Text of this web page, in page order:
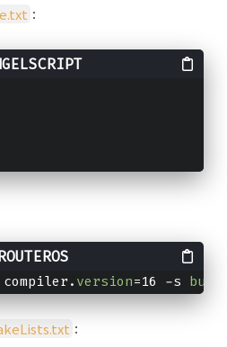
：
version=16 -s
：